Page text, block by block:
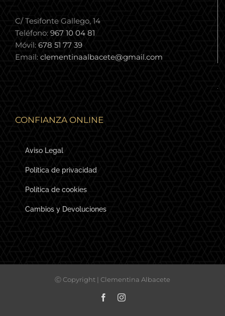
C/ Tesifonte Gallego, 14
Teléfono: 967 10 04 81
Móvil: 678 51 77 39
Email: clementinaalbacete@gmail.com
CONFIANZA ONLINE
Aviso Legal
Política de privacidad
Política de cookies
Cambios y Devoluciones
Ⓒ Copyright | Clementina Albacete
FacebookInstagram